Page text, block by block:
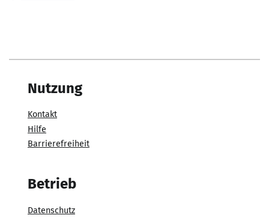
Nutzung
Kontakt
Hilfe
Barrierefreiheit
Betrieb
Datenschutz